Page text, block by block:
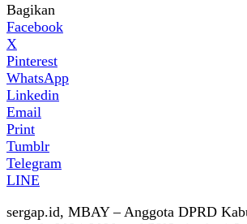
Bagikan
Facebook
X
Pinterest
WhatsApp
Linkedin
Email
Print
Tumblr
Telegram
LINE
sergap.id, MBAY – Anggota DPRD